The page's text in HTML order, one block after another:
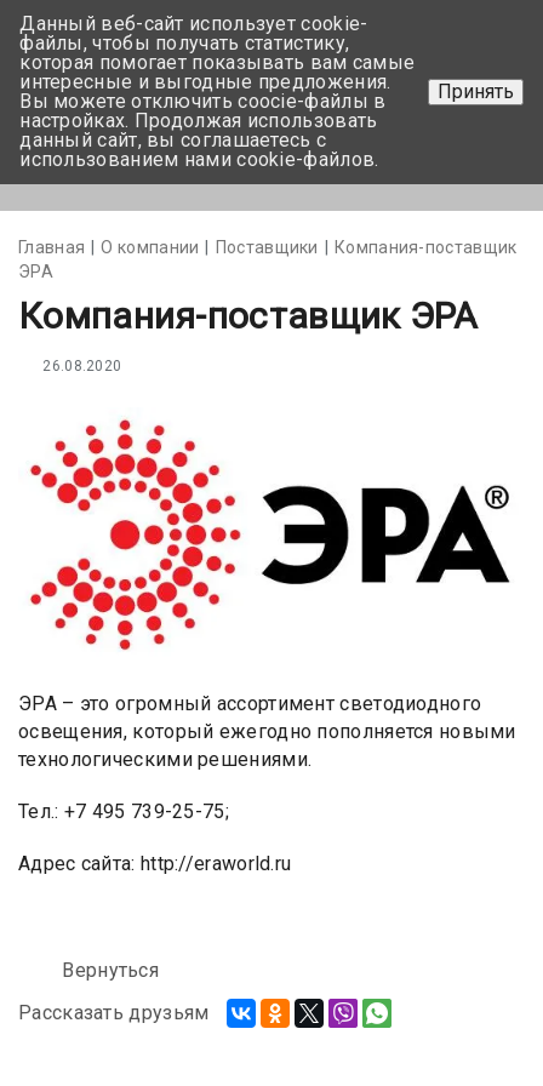
+375 17-350-99-56
+375 44-752-82-08
Задать вопрос
Главная О компании Поставщики
Компания-поставщик
ЭРА
Компания-поставщик ЭРА
26.08.2020
ЭРА – это огромный ассортимент светодиодного
освещения, который ежегодно пополняется новыми
технологическими решениями.
Тел.: +7 495 739-25-75;
Адрес сайта: http://eraworld.ru
Вернуться
Рассказать друзьям
Данный веб-сайт использует cookie-
файлы, чтобы получать статистику,
которая помогает показывать вам самые
интересные и выгодные предложения.
Вы можете отключить coocie-файлы в
настройках. Продолжая использовать
данный сайт, вы соглашаетесь с
использованием нами cookie-файлов.
Принять